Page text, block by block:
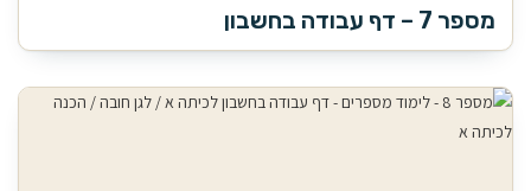
מספר 7 – דף עבודה בחשבון